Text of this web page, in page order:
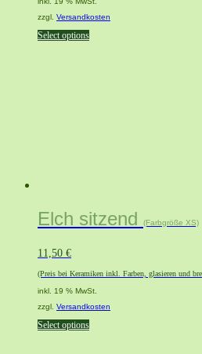
zzgl. Versandkosten
Select options
Elch sitzend (Farbgröße XS)
11,50 €
(Preis bei Keramiken inkl. Farben, glasieren und
inkl. 19 % MwSt.
zzgl. Versandkosten
Select options